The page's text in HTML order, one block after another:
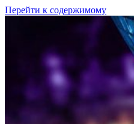
Перейти к содержимому